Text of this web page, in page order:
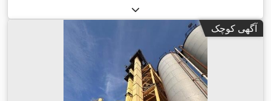
آگهی کوچک